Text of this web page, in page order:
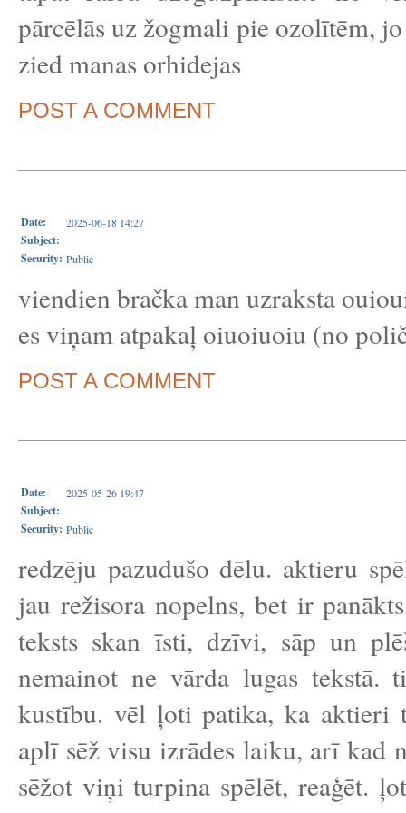
pārcēlās uz žogmali pie ozolītēm,
zied manas orhidejas
POST A COMMENT
Date: 2025-06-18 14:27
Subject:
Security: Public
viendien bračka man uzraksta
es viņam atpakaļ oiuoiuoiu (no
POST A COMMENT
Date: 2025-05-26 19:47
Subject:
Security: Public
redzēju pazudušo dēlu. aktieru
jau režisora nopelns, bet ir
teksts skan īsti, dzīvi, sāp un
nemainot ne vārda lugas tekstā.
kustību. vēl ļoti patika, ka aktieri
aplī sēž visu izrādes laiku, arī kad
sēžot viņi turpina spēlēt, reaģēt.